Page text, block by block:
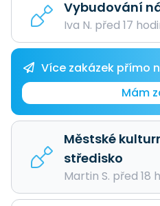
Vybudování
Iva N. před 17
Více zakázek přímo
Mám
Městské
středisko
Martin S. před 18